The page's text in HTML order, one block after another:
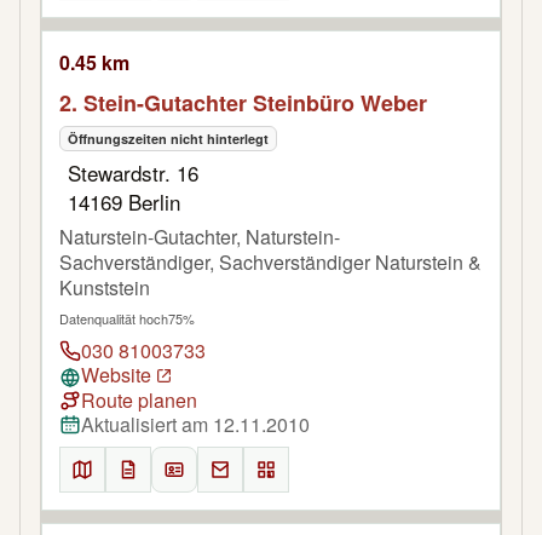
0.45 km
2. Stein-Gutachter Steinbüro Weber
Öffnungszeiten nicht hinterlegt
Stewardstr. 16
14169 Berlin
Naturstein-Gutachter, Naturstein-
Sachverständiger, Sachverständiger Naturstein &
Kunststein
Datenqualität hoch75%
030 81003733
Website
Route planen
Aktualisiert am 12.11.2010